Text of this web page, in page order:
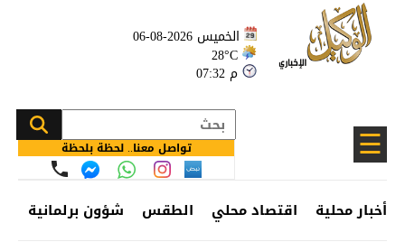
الخميس 2026-08-06
28°C
07:32 م
☰ تواصل معنا.. لحظة بلحظة
أخبار محلية اقتصاد محلي الطقس شؤون برلمانية